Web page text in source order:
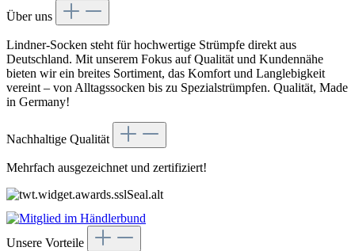
Über uns
Lindner-Socken steht für hochwertige Strümpfe direkt aus
Deutschland. Mit unserem Fokus auf Qualität und Kundennähe
bieten wir ein breites Sortiment, das Komfort und Langlebigkeit
vereint – von Alltagssocken bis zu Spezialstrümpfen. Qualität, Made
in Germany!
Nachhaltige Qualität
Mehrfach ausgezeichnet und zertifiziert!
Unsere Vorteile